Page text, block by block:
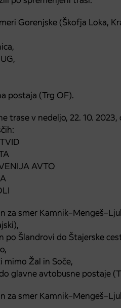
Gorenjske (Škofja Loka,
postaja (Trg OF).
trase v nedeljo, 22. 10.
AVTO
za smer
po Šlandrovi do Štajerske
mimo Žal in Soče,
glavne avtobusne postaje
za smer